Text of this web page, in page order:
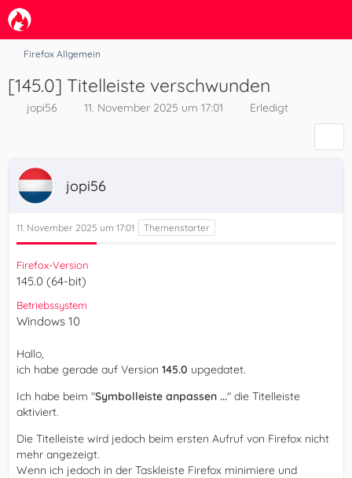
Firefox Allgemein
[145.0] Titelleiste verschwunden
jopi56 11. November 2025 um 17:01 Erledigt
jopi56
11. November 2025 um 17:01
Firefox-Version
145.0 (64-bit)
Betriebssystem
Windows 10
Hallo,
ich habe gerade auf Version 145.0 upgedatet.
Ich habe beim "Symbolleiste anpassen ..." die Titelleiste
aktiviert.
Die Titelleiste wird jedoch beim ersten Aufruf von Firefox nicht
mehr angezeigt.
Wenn ich jedoch in der Taskleiste Firefox minimiere und